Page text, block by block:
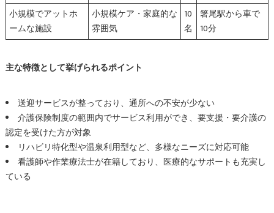
小規模でアットホ
ームな施設
小規模ケア・家庭的な
雰囲気
10
名
箸尾駅から車で
10分
主な特徴として挙げられるポイント
送迎サービスが整っており、通所への不安が少ない
介護保険制度の範囲内でサービス利用ができ、要支援・要介護の
認定を受けた方が対象
リハビリ特化型や温泉利用型など、多様なニーズに対応可能
看護師や作業療法士が在籍しており、医療的なサポートも充実し
ている